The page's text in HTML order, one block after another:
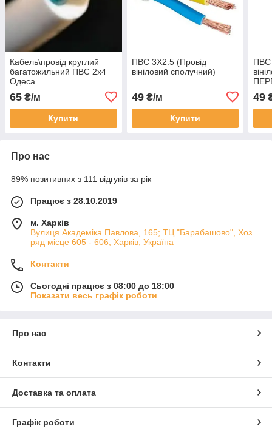
Кабель\провід круглий
багатожильний ПВС 2х4
Одеса
65 ₴/м
Купити
ПВС 3Х2.5 (Провід
вініловий сполучний)
49₴/м
Купити
ПВС
49
Про нас
89% позитивних з 111 відгуків за рік
Працює з 28.10.2019
м. Харків
Вулиця Академіка Павлова, 165; ТЦ "Барабашово", Хоз.
ряд місце 605 - 606, Харків, Україна
Контакти
Сьогодні працює з 08:00 до 18:00
Показати весь графік роботи
Про нас
Контакти
Доставка та оплата
Графік роботи